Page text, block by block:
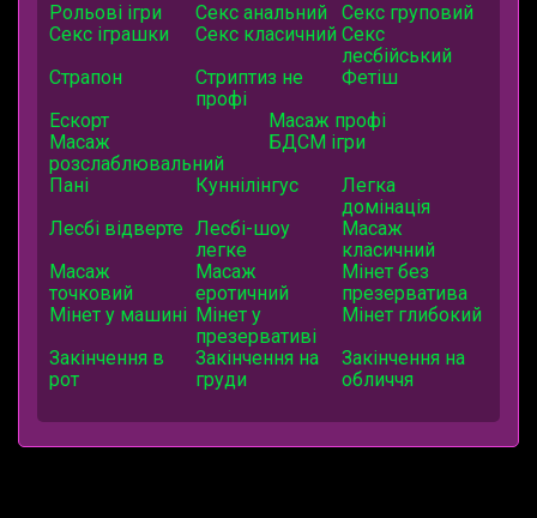
Рольові ігри Секс анальний
Секс груповий
Секс іграшки
Секс класичний Секс
лесбійський
Страпон
Стриптиз не
профі
Фетіш
Ескорт
Масаж профі
Масаж
розслаблювальний
БДСМ ігри
Пані
Куннілінгус
Легка
домінація
Лесбі відверте Лесбі-шоу
легке
Масаж
класичний
Масаж
точковий
Масаж
еротичний
Мінет без
презерватива
Мінет у машині Мінет у
презервативі
Мінет глибокий
Закінчення в
рот
Закінчення на
груди
Закінчення на
обличчя